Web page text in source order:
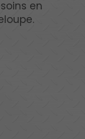
en